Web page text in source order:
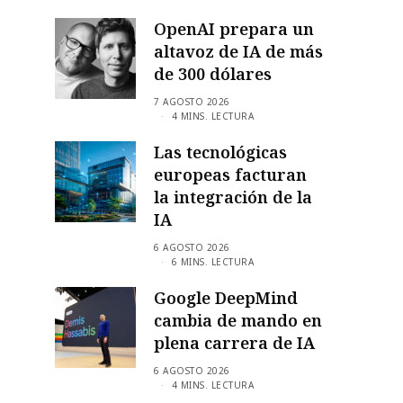
OpenAI prepara un
altavoz de IA de más
de 300 dólares
7 AGOSTO 2026
4 MINS. LECTURA
Las tecnológicas
europeas facturan
la integración de la
IA
6 AGOSTO 2026
6 MINS. LECTURA
Google DeepMind
cambia de mando en
plena carrera de IA
6 AGOSTO 2026
4 MINS. LECTURA